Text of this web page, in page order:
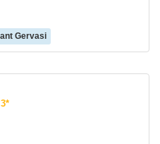
Gervasi